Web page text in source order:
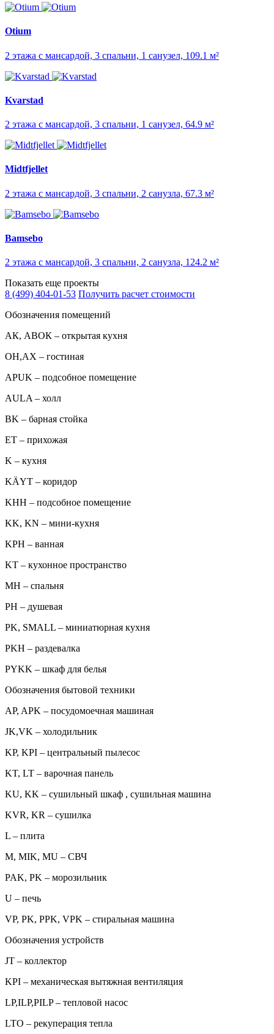
Otium
2 этажа с мансардой, 3 спальни, 1 санузел, 109.1 м²
Kvarstad
2 этажа с мансардой, 3 спальни, 1 санузел, 64.9 м²
Midtfjellet
2 этажа с мансардой, 3 спальни, 2 санузла, 67.3 м²
Bamsebo
2 этажа с мансардой, 3 спальни, 2 санузла, 124.2 м²
Показать еще проекты
8 (499) 404-01-53 Получить расчет стоимости
Обозначения помещений
АК, АВОК – открытая кухня
ОН,AX – гостиная
APUK – подсобное помещение
AULA – холл
BK – барная стойка
ET – прихожая
K – кухня
KÄYT – коридор
KHH – подсобное помещение
KK, KN – мини-кухня
KPH – ванная
KT – кухонное пространство
MH – спальня
PH – душевая
PK, SMALL – миниатюрная кухня
PKH – раздевалка
PYKK – шкаф для белья
Обозначения бытовой техники
AP, APK – посудомоечная машиная
JK,VK – холодильник
KP, KPI – центральный пылесос
KT, LT – варочная панель
KU, KK – сушильный шкаф , сушильная машина
KVR, KR – сушилка
L – плита
M, MIK, MU – СВЧ
PAK, PK – морозильник
U – печь
VP, PK, PPK, VPK – стиральная машина
Обозначения устройств
JT – коллектор
KPI – механическая вытяжная вентиляция
LP,ILP,PILP – тепловой насос
LTO – рекуперация тепла